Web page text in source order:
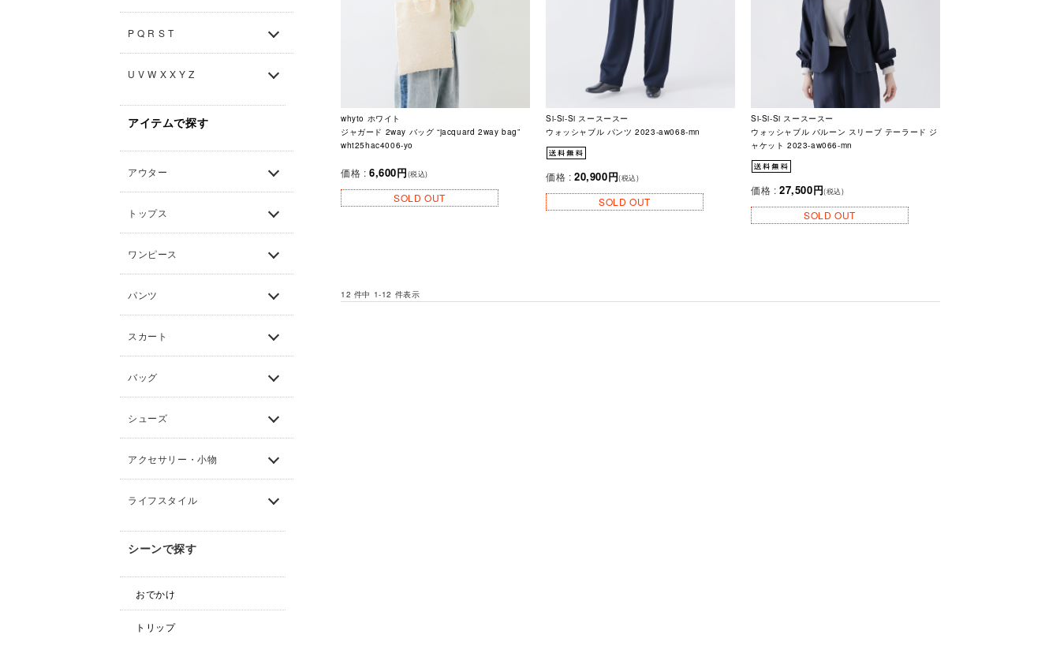
P Q R S T
U V W X X Y Z
アイテムで探す
アウター
トップス
ワンピース
パンツ
スカート
バッグ
シューズ
アクセサリー・小物
ライフスタイル
シーンで探す
おでかけ
トリップ
whyto ホワイト
ジャガード 2way バッグ “jacquard 2way bag”
wht25hac4006-yo
価格 : 6,600円(税込)
SOLD OUT
Si-Si-Si スースースー
ウォッシャブル パンツ 2023-aw068-mn
価格 : 20,900円(税込)
SOLD OUT
Si-Si-Si スースースー
ウォッシャブル バルーン スリーブ テーラード ジ
ャケット 2023-aw066-mn
価格 : 27,500円(税込)
SOLD OUT
12 件中 1-12 件表示